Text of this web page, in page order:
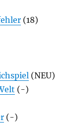
(18)
(NEU)
(-)
(-)